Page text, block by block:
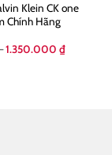
Klein CK one
Chính Hãng
1.350.000 ₫Khoảng
giá: